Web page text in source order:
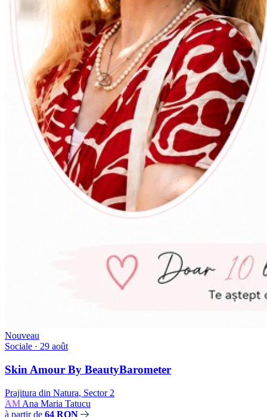
Nouveau
Sociale · 29 août
Skin Amour By BeautyBarometer
Prajitura din Natura, Sector 2
AM Ana Maria Tatucu
à partir de 64 RON